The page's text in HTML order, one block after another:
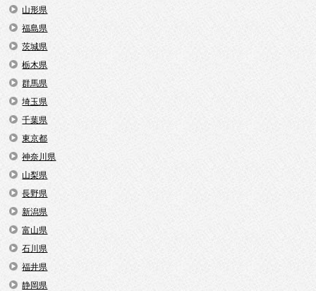
山形県
福島県
茨城県
栃木県
群馬県
埼玉県
千葉県
東京都
神奈川県
山梨県
長野県
新潟県
富山県
石川県
福井県
静岡県